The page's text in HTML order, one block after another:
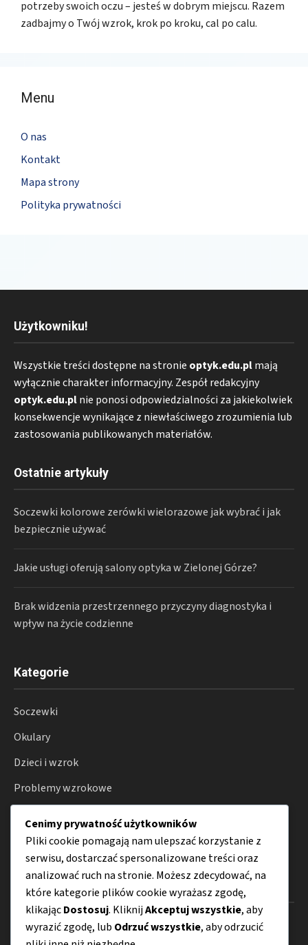
potrzeby swoich oczu – jesteś w dobrym miejscu. Razem
zadbajmy o Twój wzrok, krok po kroku, cal po calu.
Menu
O nas
Kontakt
Mapa strony
Polityka prywatności
Użytkowniku!
Wszystkie treści dostępne na stronie optyk.edu.plmają
wyłącznie charakter informacyjny. Zespół redakcyjny
optyk.edu.plnie ponosi odpowiedzialności za jakiekolwiek
konsekwencje wynikające z niewłaściwego zrozumienia lub
zastosowania publikowanych materiałów.
Ostatnie artykuły
Soczewki kolorowe zerówki wielorazowe jak wybrać i jak
bezpiecznie używać
Jakie usługi oferują salony optyka w Zielonej Górze?
Brak widzenia przestrzennego przyczyny diagnostyka i
wpływ na życie codzienne
Kategorie
Soczewki
Okulary
Dzieci i wzrok
Problemy wzrokowe
Porady
Menu
O nas
Cenimy prywatność użytkowników
Pliki cookie pomagają nam ulepszać korzystanie z
serwisu, dostarczać spersonalizowane treści oraz
analizować ruch na stronie. Możesz zdecydować, na
które kategorie plików cookie wyrażasz zgodę,
klikającDostosuj. KliknijAkceptuj wszystkie, aby
wyrazić zgodę, lub Odrzuć wszystkie, aby odrzucić